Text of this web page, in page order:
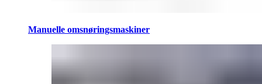
Manuelle omsnøringsmaskiner